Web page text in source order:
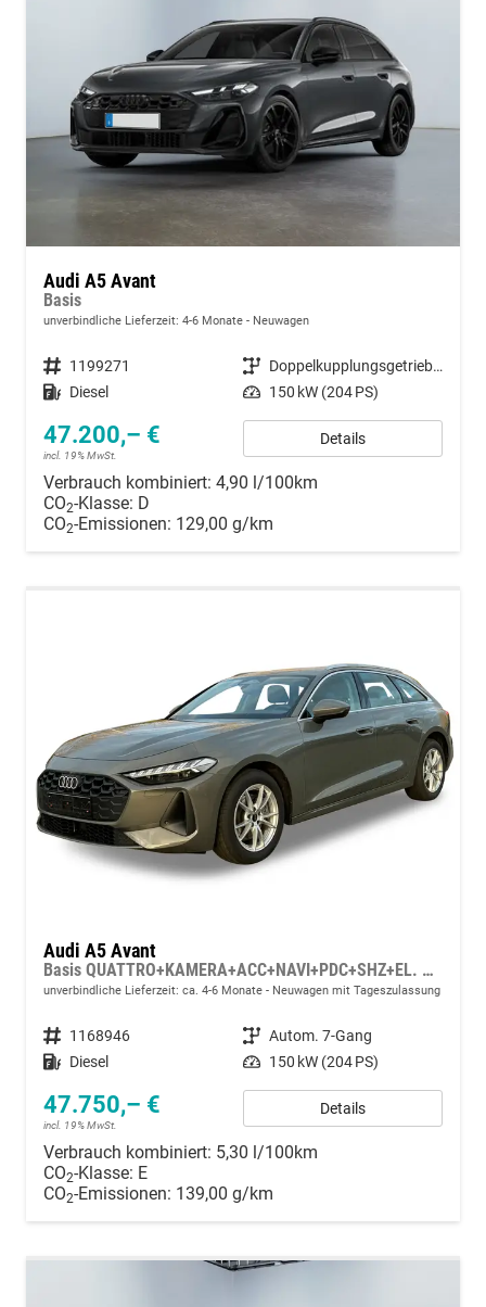
Audi A5 Avant
Basis
unverbindliche Lieferzeit: 4-6 Monate Neuwagen
Fahrzeugnummer 1199271 Getriebe
Doppelkupplungsgetriebe (DSG)
Kraftstoff Diesel Leistung 150 kW (204 PS)
47.200,– €
incl. 19% MwSt.
Details
Verbrauch kombiniert: 4,90 l/100km
CO2-Klasse: D
CO2-Emissionen: 129,00 g/km
Audi A5 Avant
Basis QUATTRO+KAMERA+ACC+NAVI+PDC+SHZ+EL. HECKKL.
unverbindliche Lieferzeit: ca. 4-6 Monate Neuwagen mit Tageszulassung
Fahrzeugnummer 1168946 Getriebe Autom. 7-Gang
Kraftstoff Diesel Leistung 150 kW (204 PS)
47.750,– €
incl. 19% MwSt.
Details
Verbrauch kombiniert: 5,30 l/100km
CO2-Klasse: E
CO2-Emissionen: 139,00 g/km